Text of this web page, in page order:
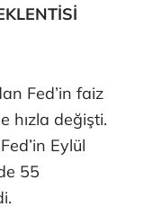
Fed’in faiz
hızla değişti.
Eylül
55